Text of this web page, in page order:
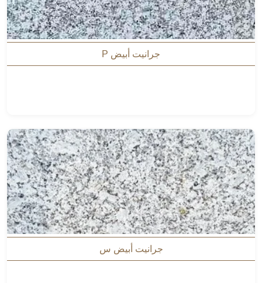
جرانيت أبيض P
جرانيت أبيض س